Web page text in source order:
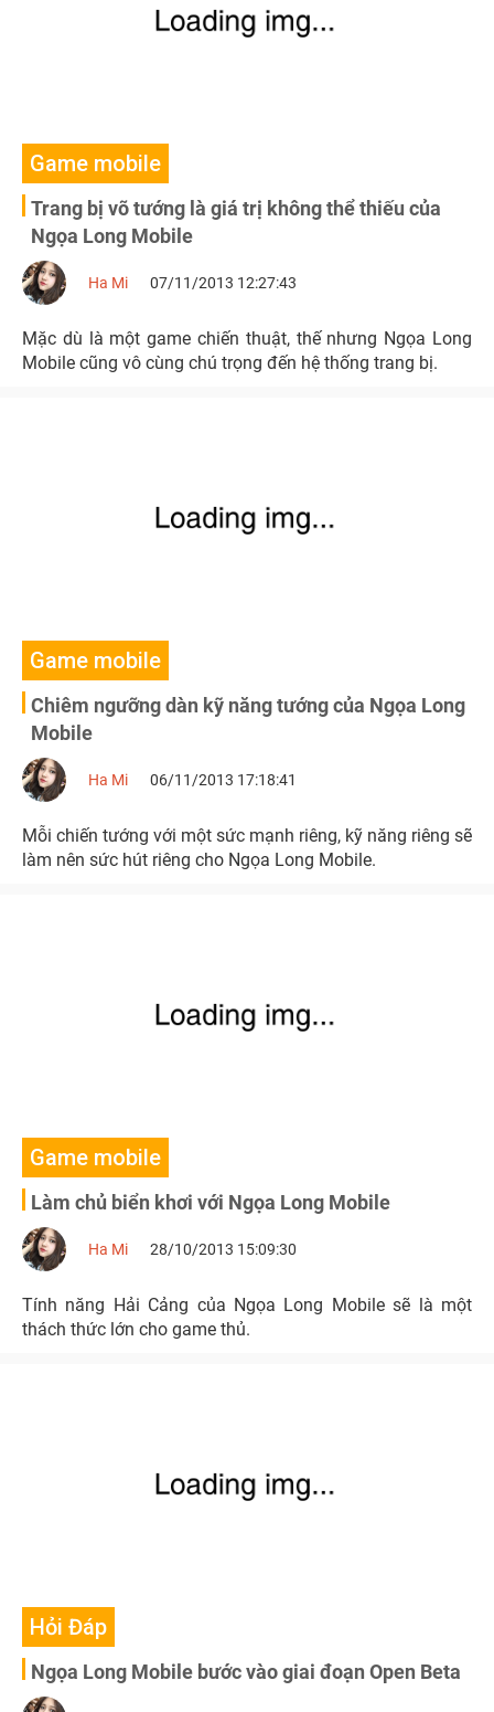
Game mobile
Trang bị võ tướng là giá trị không thể thiếu của
Ngọa Long Mobile
Ha Mi 07/11/2013 12:27:43
Mặc dù là một game chiến thuật, thế nhưng Ngọa Long
Mobile cũng vô cùng chú trọng đến hệ thống trang bị.
Game mobile
Chiêm ngưỡng dàn kỹ năng tướng của Ngọa Long
Mobile
Ha Mi 06/11/2013 17:18:41
Mỗi chiến tướng với một sức mạnh riêng, kỹ năng riêng sẽ
làm nên sức hút riêng cho Ngọa Long Mobile.
Game mobile
Làm chủ biển khơi với Ngọa Long Mobile
Ha Mi 28/10/2013 15:09:30
Tính năng Hải Cảng của Ngọa Long Mobile sẽ là một
thách thức lớn cho game thủ.
Hỏi Đáp
Ngọa Long Mobile bước vào giai đoạn Open Beta